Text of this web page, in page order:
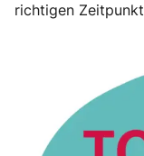
richtigen